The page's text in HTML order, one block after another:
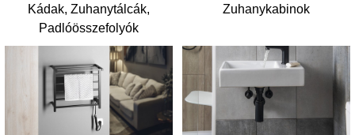
Kádak, Zuhanytálcák,
Padlóösszefolyók
Zuhanykabinok